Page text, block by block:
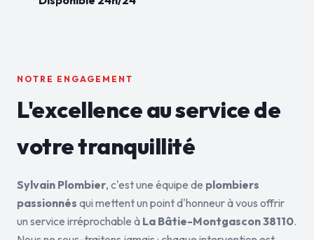
NOTRE ENGAGEMENT
L'excellence au service de
votre tranquillité
Sylvain Plombier, c'est une équipe de plombiers
passionnés qui mettent un point d'honneur à vous offrir
un service irréprochable à La Bâtie-Montgascon 38110.